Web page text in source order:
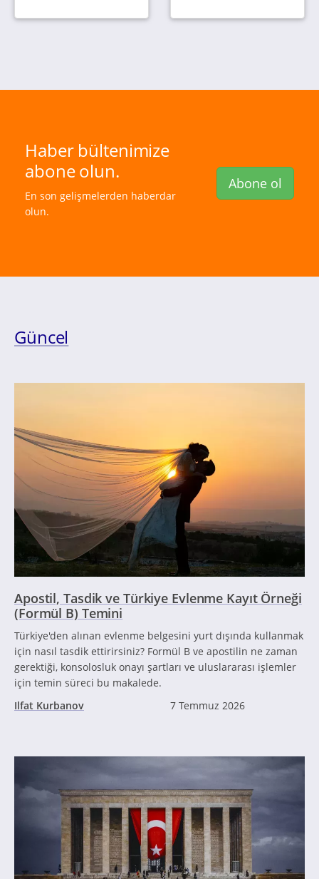
Haber bültenimize
abone olun.
En son gelişmelerden haberdar
olun.
Abone ol
Güncel
Apostil, Tasdik ve Türkiye Evlenme Kayıt Örneği
(Formül B) Temini
Türkiye'den alınan evlenme belgesini yurt dışında kullanmak
için nasıl tasdik ettirirsiniz? Formül B ve apostilin ne zaman
gerektiği, konsolosluk onayı şartları ve uluslararası işlemler
için temin süreci bu makalede.
Ilfat Kurbanov
7 Temmuz 2026